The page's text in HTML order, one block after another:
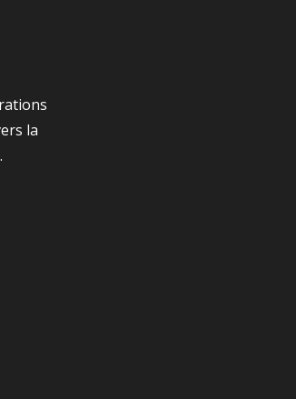
la